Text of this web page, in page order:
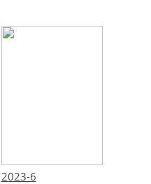
2023-6